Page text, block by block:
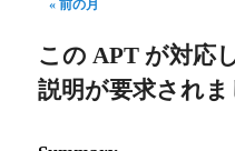
« 前の月
この APT が対応
説明が要求され